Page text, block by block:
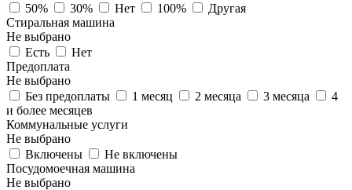
50%
30% Нет 100%
Другая
Стиральная машина
Не выбрано
Есть
Нет
Предоплата
Не выбрано
Без предоплаты
1 месяц 2 месяца 3 месяца
4
и более месяцев
Коммунальные услуги
Не выбрано
Включены
Не включены
Посудомоечная машина
Не выбрано